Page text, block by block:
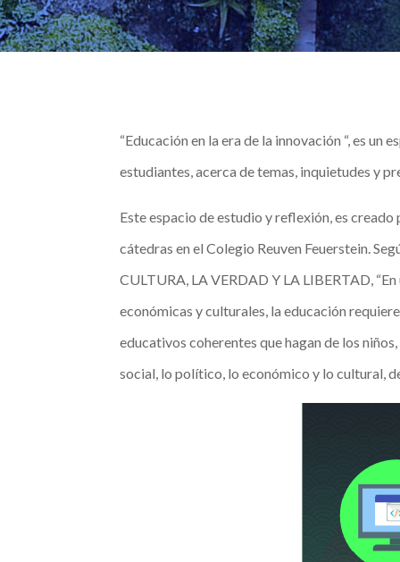
“Educación en la era de la innovación “, es
estudiantes, acerca de temas, inquietudes y
Este espacio de estudio y reflexión, es
cátedras en el Colegio Reuven Feuerstein.
CULTURA, LA VERDAD Y LA LIBERTAD,
económicas y culturales, la educación
educativos coherentes que hagan de los
social, lo político, lo económico y lo cultural,